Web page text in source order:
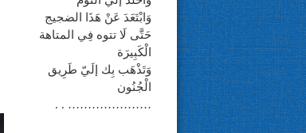
وَابْتَعَدَ عَنْ هَذَا الضجيج
حَتَّى لَا تتوه فِي المتاهة
الْكَبِيرَة
وَتَذْهَب بِك إلَيّ طَرِيق
الْجُنُون
………………… . .